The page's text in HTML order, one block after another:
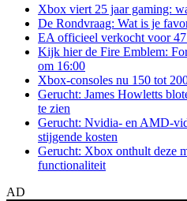
Xbox viert 25 jaar gaming:
De Rondvraag: Wat is je
EA officieel verkocht voor
Kijk hier de Fire Emblem:
om 16:00
Xbox-consoles nu 150 tot
Gerucht: James Howletts
te zien
Gerucht: Nvidia- en AMD-
stijgende kosten
Gerucht: Xbox onthult deze
functionaliteit
AD